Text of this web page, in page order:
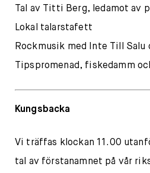
Tal av Titti Berg, ledamot av
Lokal talarstafett
Rockmusik med Inte Till Salu
Tipspromenad, fiskedamm
Kungsbacka
Vi träffas klockan 11.00
tal av förstanamnet på vår